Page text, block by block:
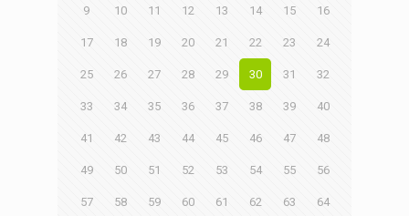
9 10 11 12 13 14 15 16
17 18 19 20 21 22 23 24
25 26 27 28 29 30 31 32
33 34 35 36 37 38 39 40
41 42 43 44 45 46 47 48
49 50 51 52 53 54 55 56
57 58 59 60 61 62 63 64